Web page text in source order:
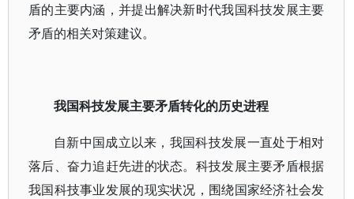
盾的主要内涵，并提出解决新时代我国科技发展主要
矛盾的相关对策建议。
我国科技发展主要矛盾转化的历史进程
自新中国成立以来，我国科技发展一直处于相对
落后、奋力追赶先进的状态。科技发展主要矛盾根据
我国科技事业发展的现实状况，围绕国家经济社会发